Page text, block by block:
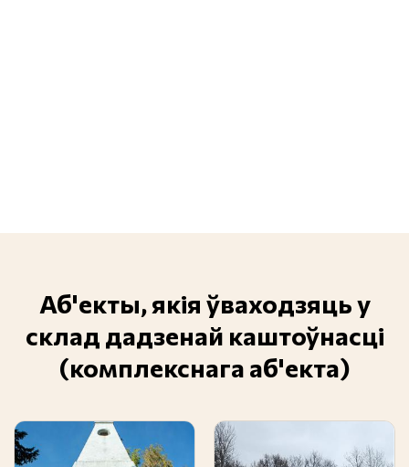
Аб'екты, якія ўваходзяць у
склад дадзенай каштоўнасці
(комплекснага аб'екта)